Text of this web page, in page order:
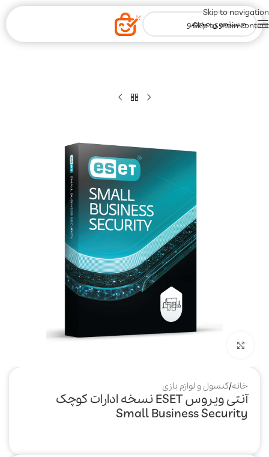
Skip to navigation
Skip to main content
خانه/کنسول و لوازم بازی
آنتی ویروس ESET نسخه ادارات کوچک
Small Business Security